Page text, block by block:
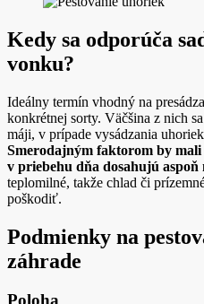
Kedy sa odporúča
vonku?
Ideálny termín vhodný na
konkrétnej sorty. Väčšina z nich
máji, v prípade vysádzania
Smerodajným faktorom by
v priebehu dňa dosahujú aspoň
teplomilné, takže chlad či
poškodiť.
Podmienky na
záhrade